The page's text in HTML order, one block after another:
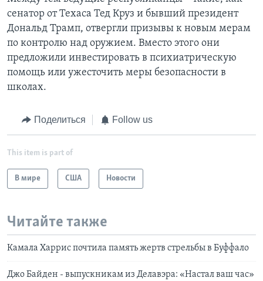
сенатор от Техаса Тед Круз и бывший президент
Дональд Трамп, отвергли призывы к новым мерам
по контролю над оружием. Вместо этого они
предложили инвестировать в психиатрическую
помощь или ужесточить меры безопасности в
школах.
Поделиться Follow us
This item is part of
В мире США Новости
Читайте также
Камала Харрис почтила память жертв стрельбы в Буффало
Джо Байден - выпускникам из Делавэра: «Настал ваш час»